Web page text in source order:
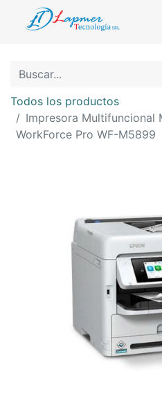
Todos los productos
Impresora Multifuncional
WorkForce Pro WF-M5899